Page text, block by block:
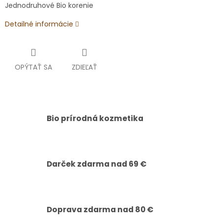
Jednodruhové Bio korenie
Detailné informácie
OPÝTAŤ SA ZDIEĽAŤ
Bio prírodná kozmetika
Darček zdarma nad 69 €
Doprava zdarma nad 80 €